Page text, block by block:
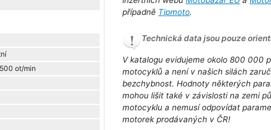
ot/min
případně Tipmoto.
Technická data jsou pouze
V katalogu evidujeme okolo 800 000
motocyklů a není v našich silách
bezchybnost. Hodnoty některých
mohou lišit také v závislosti na zemi
motocyklu a nemusí odpovídat
motorek prodávaných v ČR!